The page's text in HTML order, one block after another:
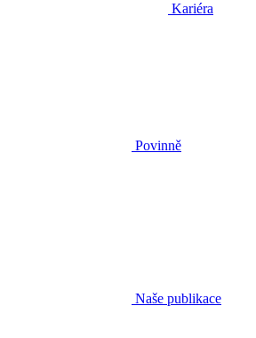
Kariéra
Povinně
Naše publikace